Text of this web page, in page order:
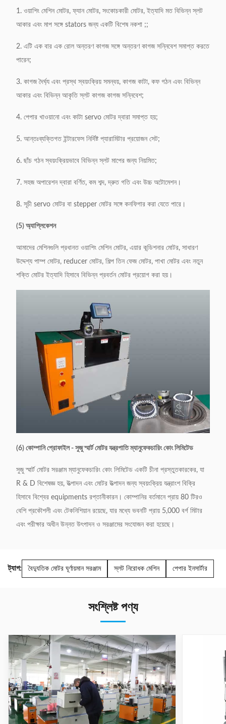
1. ওয়াশিং মেশিন মোটর, ফ্যান মোটর, সংকোচকারী মোটর, ইত্যাদি মত বিভিন্ন স্লট
আকার এবং মাপ সঙ্গে stators জন্য একটি বিশেষ নকশা ;;
2. এটি এক বার এক রোল অন্তরণ কাগজ সঙ্গে অন্তরণ কাগজ সন্নিবেশ সমাপ্ত করতে
পারেন;
3. কাগজ দৈর্ঘ্য এবং প্রস্থ স্বয়ংক্রিয় সমন্বয়, কাগজ কাটা, কফ গঠন এবং বিভিন্ন
আকার এবং বিভিন্ন আকৃতি স্লট কাগজ কাগজ সন্নিবেশ;
4. পেপার খাওয়ানো এবং কাটা servo মোটর দ্বারা সমাপ্ত হয়;
5. আন্তঃব্যক্তিগত ইন্টারফেস নির্দিষ্ট প্যারামিটার প্রয়োজন সেট;
6. ছাঁচ গঠন স্বয়ংক্রিয়ভাবে বিভিন্ন স্লট মাপের জন্য নিয়মিত;
7. সহজ অপারেশন দ্বারা বর্ণিত, কম শব্দ, দ্রুত গতি এবং উচ্চ অটোমেশন।
8. সূচী servo মোটর বা stepper মোটর সঙ্গে কনফিগার করা যেতে পারে।
(5) অ্যাপ্লিকেশন
আমাদের মেশিনগুলি প্রধানত ওয়াশিং মেশিন মোটর, এয়ার কন্ডিশনার মোটর, সাধারণ
উদ্দেশ্য পাম্প মোটর, reducer মোটর, শিল্প তিন ফেজ মোটর, পাখা মোটর এবং নতুন
শক্তি মোটর ইত্যাদি হিসাবে বিভিন্ন প্রবর্তন মোটর প্রয়োগ করা হয়।
(6) কোম্পানি প্রোফাইল - সুজু স্মার্ট মোটর যন্ত্রপাতি ম্যানুফেকচারিং কোং লিমিটেড
সুজু স্মার্ট মোটর সরঞ্জাম ম্যানুফেকচারিং কোং লিমিটেড একটি চীনা প্রস্তুতকারকের, যা
R & D বিশেষজ্ঞ হয়, উত্পাদন এবং মোটর উত্পাদন জন্য স্বয়ংক্রিয় যন্ত্রাংশ বিক্রি
হিসাবে বিশ্বের equipments রপ্তানীকারন। কোম্পানির বর্তমানে প্রায় 80 টিরও
বেশি প্রকৌশলী এবং টেকনিশিয়ান রয়েছে, যার মধ্যে ভবনটি প্রায় 5,000 বর্গ মিটার
এবং পরীক্ষার অধীন উন্নত উৎপাদন ও সরঞ্জামের সংযোজন করা হয়েছে।
ট্যাগ: বৈদ্যুতিক মোটর ঘূর্ণায়মান সরঞ্জাম স্লট নিরোধক মেশিন পেপার ইনসার্টার
সংশ্লিষ্ট পণ্য